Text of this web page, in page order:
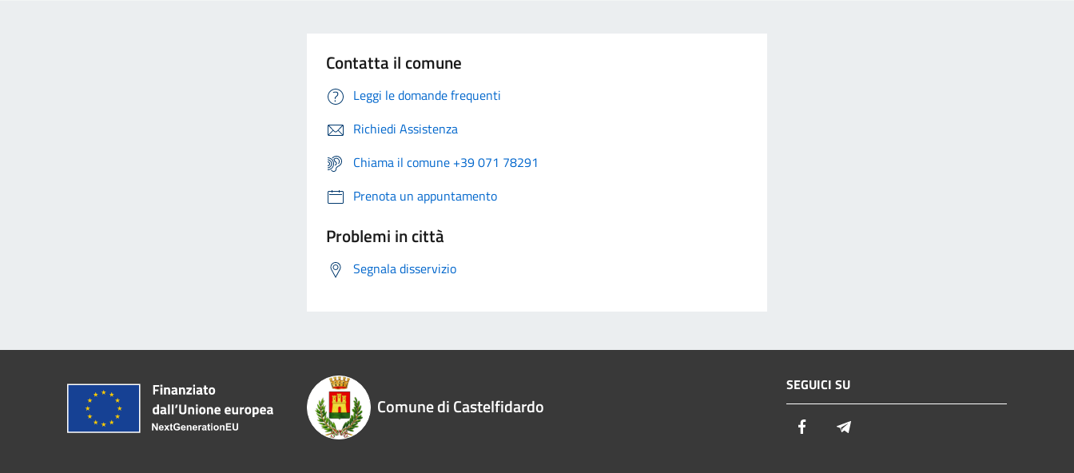
Contatta il comune
Leggi le domande frequenti
Richiedi Assistenza
Chiama il comune +39 071 78291
Prenota un appuntamento
Problemi in città
Segnala disservizio
Comune di Castelfidardo
SEGUICI SU
Facebook